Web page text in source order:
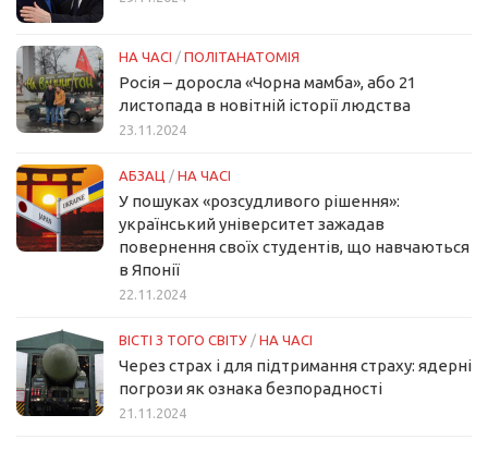
НА ЧАСІ / ПОЛІТАНАТОМІЯ
Росія – доросла «Чорна мамба», або 21
листопада в новітній історії людства
23.11.2024
АБЗАЦ / НА ЧАСІ
У пошуках «розсудливого рішення»:
український університет зажадав
повернення своїх студентів, що навчаються
в Японії
22.11.2024
ВІСТІ З ТОГО СВІТУ / НА ЧАСІ
Через страх і для підтримання страху: ядерні
погрози як ознака безпорадності
21.11.2024